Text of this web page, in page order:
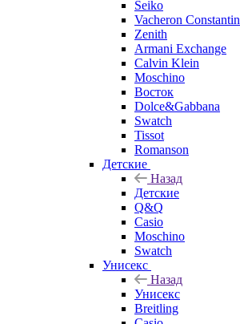
Seiko
Vacheron Constantin
Zenith
Armani Exchange
Calvin Klein
Moschino
Восток
Dolce&Gabbana
Swatch
Tissot
Romanson
Детские
Назад
Детские
Q&Q
Casio
Moschino
Swatch
Унисекс
Назад
Унисекс
Breitling